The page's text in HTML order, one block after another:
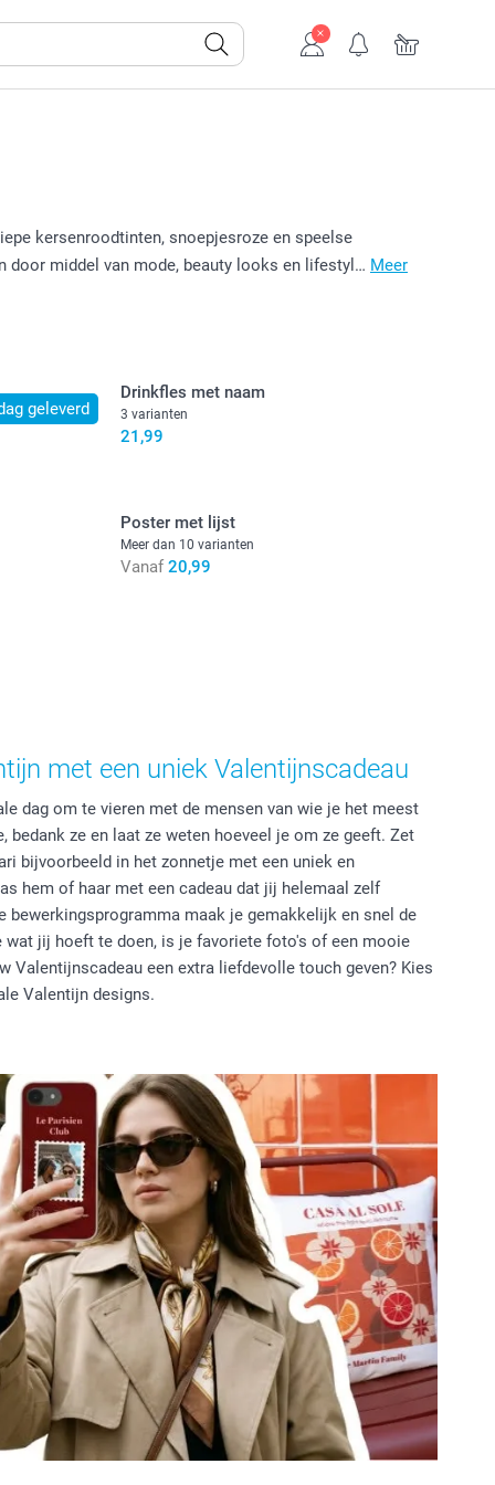
kersenroodtinten, snoepjesroze en speelse
door middel van mode, beauty looks en lifestyl… Meer
geleverd
Drinkfles met naam
3 varianten
21,99
Poster met lijst
Meer dan 10 varianten
Vanaf 20,99
met een uniek Valentijnscadeau
dag om te vieren met de mensen van wie je het meest
bedank ze en laat ze weten hoeveel je om ze geeft. Zet
bijvoorbeeld in het zonnetje met een uniek en
hem of haar met een cadeau dat jij helemaal zelf
bewerkingsprogramma maak je gemakkelijk en snel de
wat jij hoeft te doen, is je favoriete foto's of een mooie
Valentijnscadeau een extra liefdevolle touch geven? Kies
Valentijn designs.